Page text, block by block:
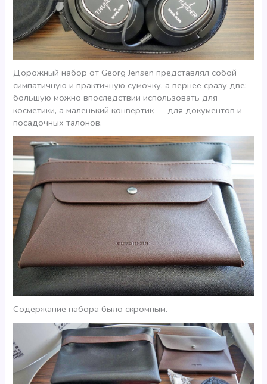
Дорожный набор от Georg Jensen представлял собой
симпатичную и практичную сумочку, а вернее сразу две:
большую можно впоследствии использовать для
косметики, а маленький конвертик — для документов и
посадочных талонов.
Содержание набора было скромным.